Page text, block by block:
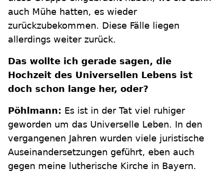
auch Mühe hatten, es wieder
zurückzubekommen. Diese Fälle liegen
allerdings weiter zurück.
Das wollte ich gerade sagen, die
Hochzeit des Universellen Lebens ist
doch schon lange her, oder?
Pöhlmann: Es ist in der Tat viel ruhiger
geworden um das Universelle Leben. In den
vergangenen Jahren wurden viele juristische
Auseinandersetzungen geführt, eben auch
gegen meine lutherische Kirche in Bayern.